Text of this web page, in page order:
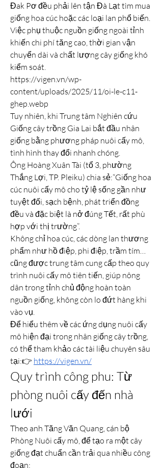
Đak Pơ đều phải lên tận Đà Lạt tìm mua
giống hoa cúc hoặc các loại lan phổ biến.
Việc phụ thuộc nguồn giống ngoài tỉnh
khiến chi phí tăng cao, thời gian vận
chuyển dài và chất lượng cây giống khó
kiểm soát.
https://vigen.vn/wp-
content/uploads/2025/11/oi-le-c11-
ghep.webp
Tuy nhiên, khi Trung tâm Nghiên cứu
Giống cây trồng Gia Lai bắt đầu nhân
giống bằng phương pháp nuôi cấy mô,
tình hình thay đổi nhanh chóng.
Ông Hoàng Xuân Tài (tổ 3, phường
Thắng Lợi, TP. Pleiku) chia sẻ:“Giống hoa
cúc nuôi cấy mô cho tỷ lệ sống gần như
tuyệt đối, sạch bệnh, phát triển đồng
đều và đặc biệt là nở đúng Tết, rất phù
hợp với thị trường”.
Không chỉ hoa cúc, các dòng lan thương
phẩm như hồ điệp, phi điệp, trầm tím…
cũng được trung tâm cung cấp theo quy
trình nuôi cấy mô tiên tiến, giúp nông
dân trong tỉnh chủ động hoàn toàn
nguồn giống, không còn lo đứt hàng khi
vào vụ.
Để hiểu thêm về các ứng dụng nuôi cấy
mô hiện đại trong nhân giống cây trồng,
có thể tham khảo các tài liệu chuyên sâu
tại:👉 https://vigen.vn/
Quy trình công phu: Từ
phòng nuôi cấy đến nhà
lưới
Theo anh Tăng Văn Quang, cán bộ
Phòng Nuôi cấy mô, để tạo ra một cây
giống đạt chuẩn cần trải qua nhiều công
đoạn: